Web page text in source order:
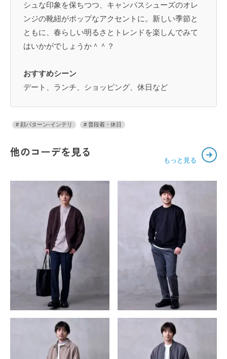
シュな印象を保ちつつ、キャンパスシューズのオレ
ンジの靴紐がポップなアクセントに。新しい季節と
ともに、春らしい明るさとトレンドを楽しんでみて
はいかがでしょうか＾＾？
おすすめシーン
デート、ランチ、ショッピング、休日など
顔パターン-インテリ 普段着・休日
他のコーデを見る
もっと見る